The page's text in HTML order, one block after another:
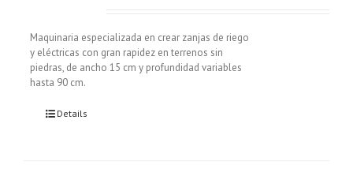
Maquinaria especializada en crear zanjas de riego
y eléctricas con gran rapidez en terrenos sin
piedras, de ancho 15 cm y profundidad variables
hasta 90 cm.
Details